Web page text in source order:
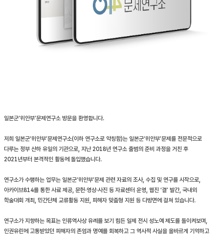
일본군‘위안부’문제연구소 방문을 환영합니다.
저희 일본군‘위안부’문제연구소(이하 연구소로 약칭함)는 일본군‘위안부’문제를 전문적으로
다루는 정부 산하 유일의 기관으로, 지난 2018년 연구소 출범의 준비 과정을 거친 후
2021년부터 본격적인 활동에 돌입했습니다.
연구소가 수행하는 업무는 일본군‘위안부’문제 관련 자료의 조사, 수집 및 연구를 시작으로,
아카이브814를 통한 사료 제공, 문헌·영상·사진 등 자료센터 운영, 웹진 ‘결’ 발간, 국내외
학술대회 개최, 민간단체 교류활동 지원, 피해자 맞춤형 지원 등 다방면에 걸쳐 있습니다.
연구소가 지향하는 목표는 인류역사상 유례를 보기 힘든 일제 전시 성노예 제도를 돌이켜보며,
인권유린에 고통받았던 피해자의 존엄과 명예를 회복하고 그 역사적 사실을 올바르게 기억하고